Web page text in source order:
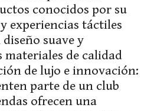
conocidos por su
experiencias táctiles
diseño suave y
de calidad
de lujo e innovación:
parte de un club
ofrecen una